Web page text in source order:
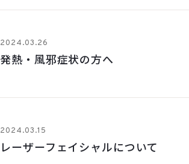
2024.03.26
発熱・風邪症状の方へ
2024.03.15
レーザーフェイシャルについて